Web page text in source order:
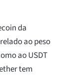
da
ao peso
ao USDT
tem